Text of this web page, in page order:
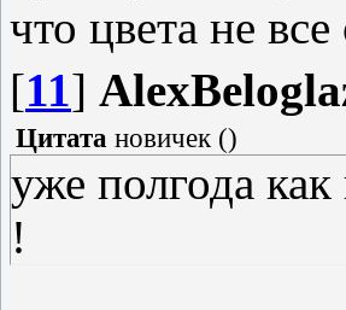
что цвета не
[11]
Цитата новичек()
уже полгода
!